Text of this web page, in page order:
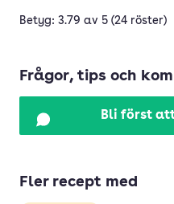
Betyg: 3.79 av 5 (24 röster)
Frågor, tips och
Bli först
Fler recept med